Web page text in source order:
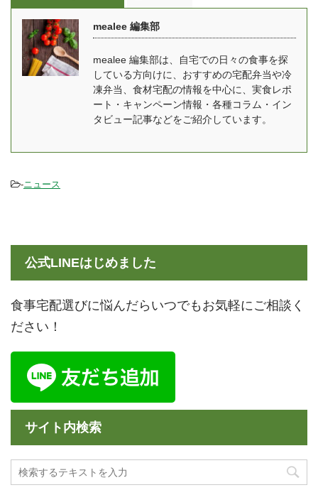
について実際に編集部が
noshを注文して食べた正
直なレビュー・感想も掲
載しています。 ※現在当
サイトではnoshに関する
口コミを募集しておりま
す、実際に食べてみた方
温度の冷凍庫に対して、
約20倍の速さで冷凍可能
瞬間冷凍することで、発
生する氷の細胞が小さ
凍時の旨 ...
mealee 編集部
mealee 編集部は、自宅での日々の食事を探
している方向けに、おすすめの宅配弁当や冷
凍弁当、食材宅配の情報を中心に、実食レポ
ート・キャンペーン情報・各種コラム・イン
タビュー記事などをご紹介しています。
-ニュース
公式LINEはじめました
食事宅配選びに悩んだらいつでもお気軽にご相談く
ださい！
サイト内検索